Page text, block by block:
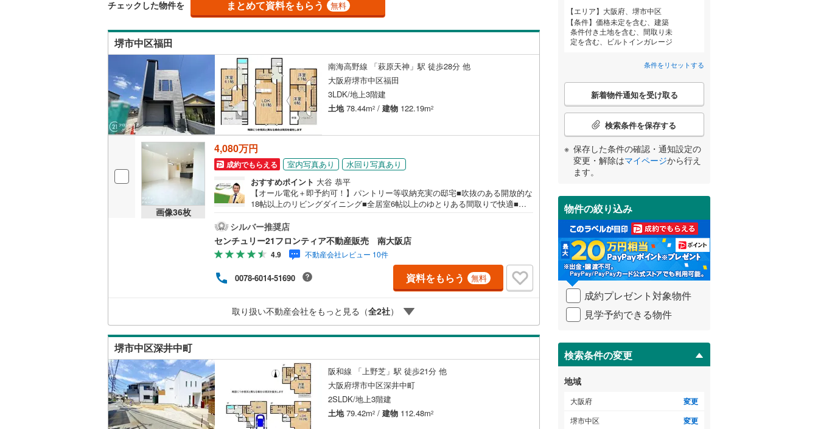
チェックした物件を まとめて資料をもらう 無料
堺市中区福田
南海高野線 「萩原天神」駅 徒歩28分 他
大阪府堺市中区福田
3LDK/地上3階建
土地78.44m2 / 建物 122.19m2
画像36枚
4,080万円
成約でもらえる 室内写真あり
水回り写真あり
おすすめポイント 大谷 恭平
【オール電化＋即予約可！】パントリー等収納充実の邸宅■吹抜のある開放的な
18帖以上のリビングダイニング■全居室6帖以上のゆとりある間取りで快適■南
ーズ住宅・1階と2階の2箇所に洗面スペースを設け朝の混雑を緩和・洋室にはテ
レワークや学習に便利なインテリアカウンターを設置・玄関にはアウターも収
納可能なクロークシェルフ付き・延床面積122平米超の広々とした3階建3LDK・
お車を雨風から守るガレージ完備 立地・堺市立福田小学校まで徒歩約8分・堺
市立泉ケ丘東中学校まで徒歩約21分 弊社が選ばれる理由 1.お金の扱い方のプ
ロ、ファイナンシャルプランナーが資金計画をサポート！2.買い替えなどにも
対応できる売却専門チームあり！3.たくさんの銀行と繋がりがあるため、最も
より多くの知見がございます。お気軽にお問合せください！
シルバー推奨店
センチュリー21フロンティア不動産販売 南大阪店
4.9 不動産会社レビュー 10件
0078-6014-51690 資料をもらう 無料
取り扱い不動産会社をもっと見る（全2社）
堺市中区深井中町
阪和線 「上野芝」駅 徒歩21分 他
大阪府堺市中区深井中町
2SLDK/地上3階建
土地79.42m2 / 建物 112.48m2
エリア
大阪府、堺市中区
条件
価格未定を含む、建築
条件付き土地を含む、間取り未
定を含む、ビルトインガレージ
条件をリセットする
こ
検
条
件
受
け
取
る
・
条
件
を
イ
ペ
ジ
に
保
存
す
る
新着物件通知を受け取る
検索条件を保存する
保存した条件の確認・通知設定の
変更・解除はマイページから行え
ます。
物件の絞り込み
成約プレゼント対象物件
見学予約できる物件
検索条件の変更
地域
大阪府 変更
堺市中区 変更
福岡 佐賀 長崎 鹿児島 沖縄
該当物件 この条件で検索する 条件をリセットする
大阪府のそのほ
かの地域
岸和田市(0) 豊中市(0)
吹田市(0) 泉大津市 高槻市(13)
貝塚市(0) 守口市(2 枚方市(4)
茨木市(3) 泉佐野市 (0)
富田林市
河内長野市(0)
松原市(7) 大東市 和泉市(
箕面市(0) 柏原市(2) 羽曳野市(3)
門真市
0) 高石市(0)
藤井寺市(4) 東大阪市 泉南市(0)
交野市(1) 大阪狭山市( 1
三島郡島本町(0) 豊能郡豊能町 0 )
豊能郡能勢町(0) 泉北郡忠岡町 泉南郡熊取町(0)
泉南郡田尻町(0) 泉南郡岬町(0)
南河内郡河南町(0) 南河内郡千早赤阪村(0)
該当物件 この条件で検索する 条件をリセットする
該当物件 条件をリセットする
阪急宝塚本線(0)
阪神なんば線(0 )
能勢電鉄妙見線(0) 南海線(0)
南海多奈川線( 0) 阪堺電気軌道阪堺線( 0)
阪堺電気軌道上町線(0 南海空港線 南海汐見橋線(0)
南海泉北線(2) OsakaMetroニュートラム(0) 大阪モノレール線(0)
国際文化公園都市モノレール (0) 北大阪急行電鉄 水間鉄道 (0)
該当物件 この条件で検索する 条件をリセットする
該当物件 条件をリセットする
（1）
（1）
住宅性能評価付き（1）
長期優良住宅 （0）
大規模（総区画数50戸以上）
立地
最寄りの駅が始発駅（0） 海まで2km以内 小学校まで1km以内（ 2）
間取り、居室全体
吹き抜け（1） バリアフリー住宅（0 ） 間取り変更可能（
二世帯向け（0 平屋・1階建て 3階建て以上（2 ）
サービスルーム（納戸）（1）
キッチン
独立型キッチン（0） 対面キッチン
浴室乾燥機あり（2
バルコニー、庭
ウッドデッキあり（ ）
該当物件 条件をリセットする